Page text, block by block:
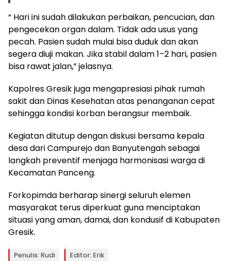
“ Hari ini sudah dilakukan perbaikan, pencucian, dan
pengecekan organ dalam. Tidak ada usus yang
pecah. Pasien sudah mulai bisa duduk dan akan
segera diuji makan. Jika stabil dalam 1–2 hari, pasien
bisa rawat jalan,” jelasnya.
Kapolres Gresik juga mengapresiasi pihak rumah
sakit dan Dinas Kesehatan atas penanganan cepat
sehingga kondisi korban berangsur membaik.
Kegiatan ditutup dengan diskusi bersama kepala
desa dari Campurejo dan Banyutengah sebagai
langkah preventif menjaga harmonisasi warga di
Kecamatan Panceng.
Forkopimda berharap sinergi seluruh elemen
masyarakat terus diperkuat guna menciptakan
situasi yang aman, damai, dan kondusif di Kabupaten
Gresik.
Penulis: Rudi Editor: Erik